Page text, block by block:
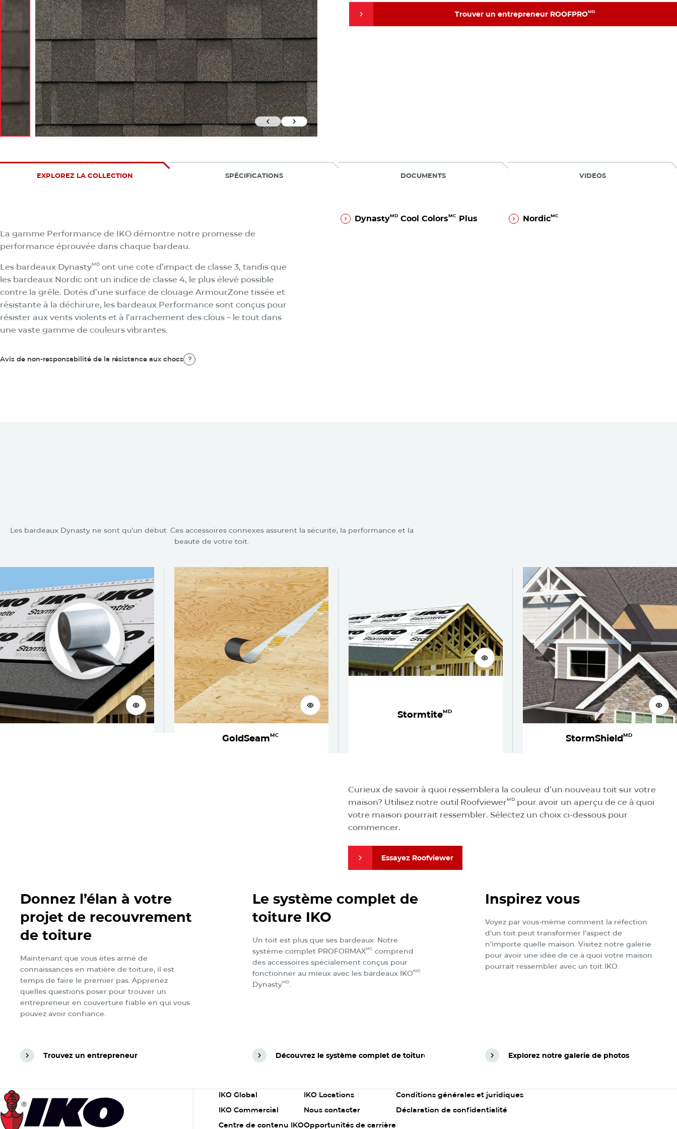
Previous Slide
Next Slide
Trouver un entrepreneur ROOFPROMD
EXPLOREZ LA COLLECTION SPÉCIFICATIONS DOCUMENTS VIDEOS
La collection Performance
La gamme Performance de IKO démontre notre promesse de
performance éprouvée dans chaque bardeau.
Les bardeaux DynastyMD ont une cote d’impact de classe 3, tandis que
les bardeaux Nordic ont un indice de classe 4, le plus élevé possible
contre la grêle. Dotés d’une surface de clouage ArmourZone tissée et
résistante à la déchirure, les bardeaux Performance sont conçus pour
résister aux vents violents et à l’arrachement des clous – le tout dans
une vaste gamme de couleurs vibrantes.
Avis de non-responsabilité de la résistance aux chocs
DynastyMD Cool ColorsMC
Plus
NordicMC
Dynasty
Les bardeaux Dynasty ne sont qu’un début. Ces accessoires connexes assurent la sécurité, la performance et la
beauté de votre toit.
Voir le produit Voir le produit
GoldSeamMC
Voir le produit
StormtiteMD
StormShieldMD
Visualisez votre nouveau toit
Curieux de savoir à quoi ressemblera la couleur d’un nouveau toit sur votre
maison? Utilisez notre outil Roofviewer MDpour avoir un aperçu de ce à quoi
votre maison pourrait ressembler. Sélectez un choix ci-dessous pour
commencer.
Essayez Roofviewer
Donnez l’élan à votre
projet de recouvrement
de toiture
Maintenant que vous êtes armé de
connaissances en matière de toiture, il est
temps de faire le premier pas. Apprenez
quelles questions poser pour trouver un
entrepreneur en couverture fiable en qui vous
pouvez avoir confiance.
Trouvez un entrepreneur
Le système complet de
toiture IKO
Un toit est plus que ses bardeaux. Notre
système complet PROFORMAXMC comprend
des accessoires spécialement conçus pour
fonctionner au mieux avec les bardeaux IKOMD
DynastyMD.
Découvrez le système complet de toiture IKO
Découvrez le système complet de toiture IKO
Inspirez vous
Voyez par vous-même comment la réfection
d’un toit peut transformer l’aspect de
n’importe quelle maison. Visitez notre galerie
pour avoir une idée de ce à quoi votre maison
pourrait ressembler avec un toit IKO.
Explorez notre galerie de photos
Column
1
IKO Global
IKO Commercial
Centre de contenu IKO
Column
2
IKO Locations
Nous contacter
Opportunités de carrière
Column
3
Conditions générales et juridiques
Déclaration de confidentialité